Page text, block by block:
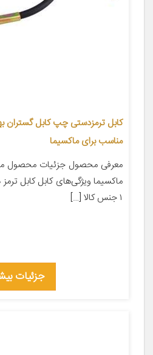
مناسب برای ماکسیما
معرفی محصول جزئیات محصول
ماکسیما ویژگی‌های کابل کابل
۱ جنس کالا […]
جزئیات